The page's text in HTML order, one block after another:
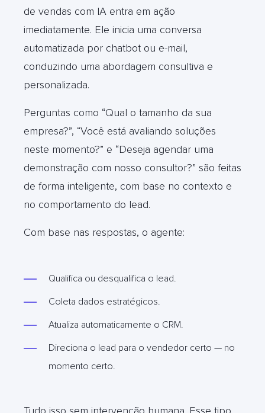
de vendas com IA entra em ação
imediatamente. Ele inicia uma conversa
automatizada por chatbot ou e-mail,
conduzindo uma abordagem consultiva e
personalizada.
Perguntas como “Qual o tamanho da sua
empresa?”, “Você está avaliando soluções
neste momento?” e “Deseja agendar uma
demonstração com nosso consultor?” são feitas
de forma inteligente, com base no contexto e
no comportamento do lead.
Com base nas respostas, o agente:
Qualifica ou desqualifica o lead.
Coleta dados estratégicos.
Atualiza automaticamente o CRM.
Direciona o lead para o vendedor certo — no
momento certo.
Tudo isso sem intervenção humana. Esse tipo